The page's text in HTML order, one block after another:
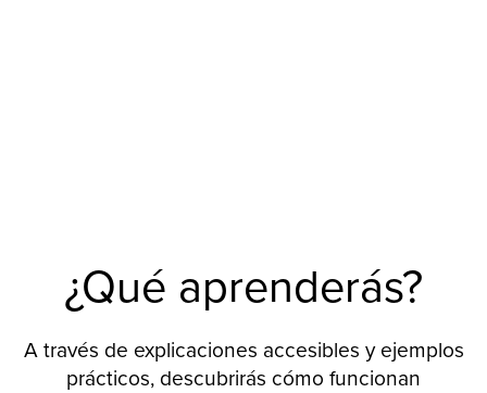
¿Qué aprenderás?
A través de explicaciones accesibles y ejemplos
prácticos, descubrirás cómo funcionan